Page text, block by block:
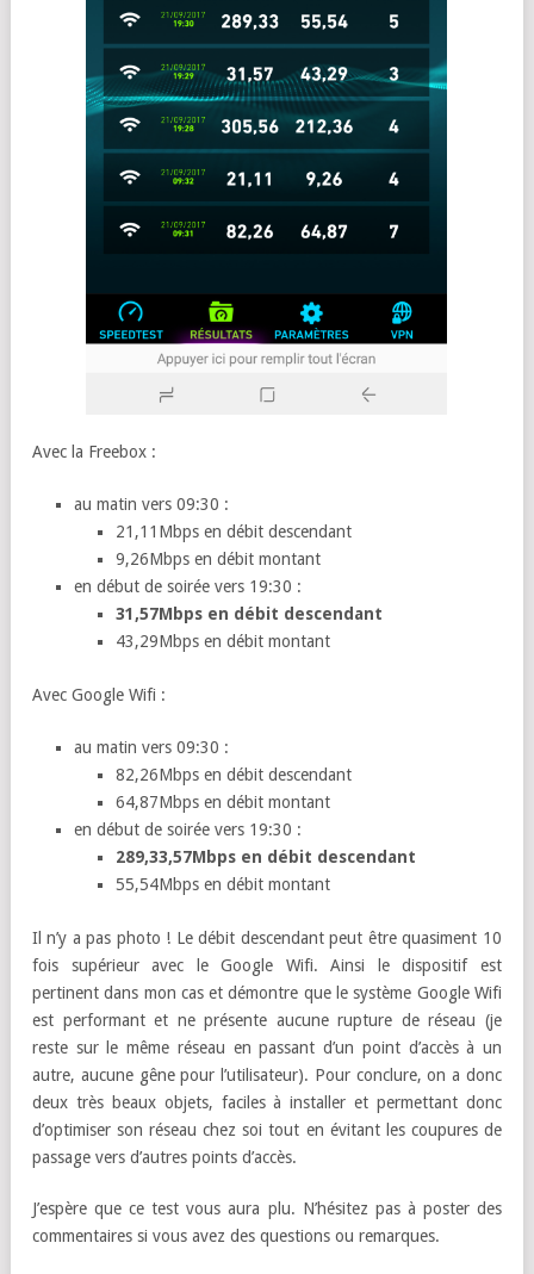
Avec la Freebox :
au matin vers 09:30 :
21,11Mbps en débit descendant
9,26Mbps en débit montant
en début de soirée vers 19:30 :
31,57Mbps en débit descendant
43,29Mbps en débit montant
Avec Google Wifi :
au matin vers 09:30 :
82,26Mbps en débit descendant
64,87Mbps en débit montant
en début de soirée vers 19:30 :
289,33,57Mbps en débit descendant
55,54Mbps en débit montant
Il n’y a pas photo ! Le débit descendant peut être quasiment 10
fois supérieur avec le Google Wifi. Ainsi le dispositif est
pertinent dans mon cas et démontre que le système Google Wifi
est performant et ne présente aucune rupture de réseau (je
reste sur le même réseau en passant d’un point d’accès à un
autre, aucune gêne pour l’utilisateur). Pour conclure, on a donc
deux très beaux objets, faciles à installer et permettant donc
d’optimiser son réseau chez soi tout en évitant les coupures de
passage vers d’autres points d’accès.
J’espère que ce test vous aura plu. N’hésitez pas à poster des
commentaires si vous avez des questions ou remarques.